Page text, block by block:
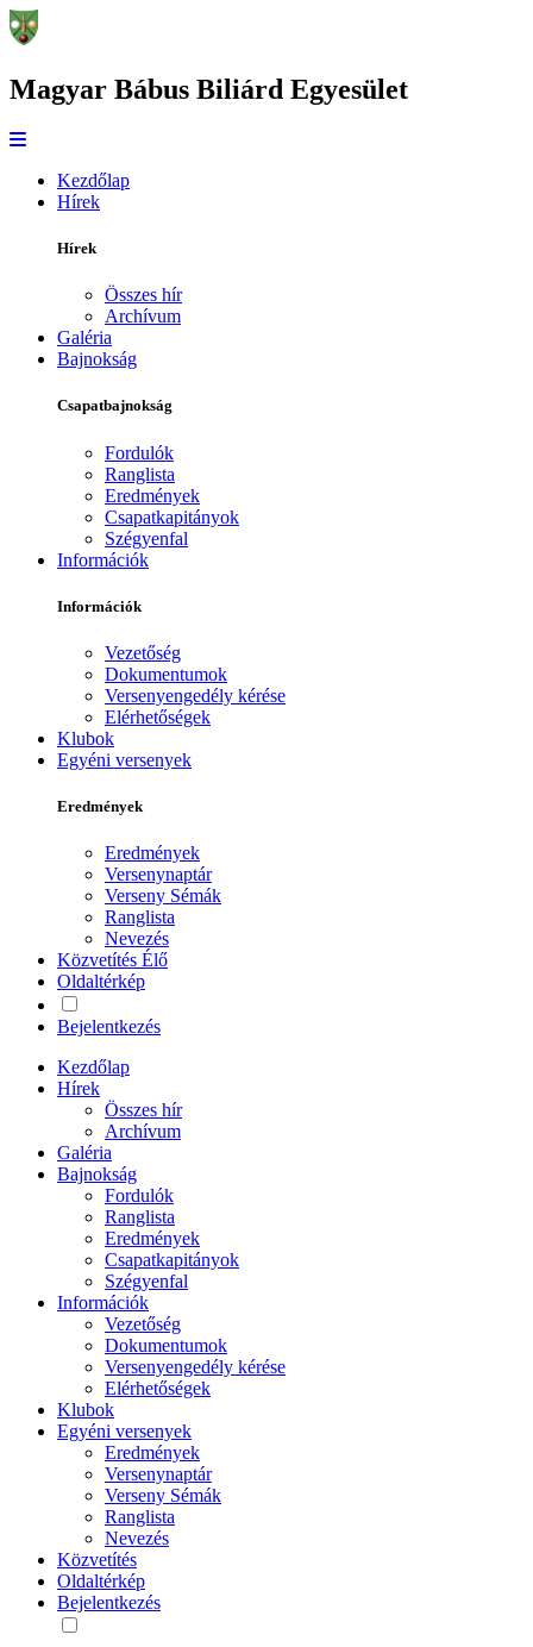
Magyar Bábus Biliárd Egyesület
Kezdőlap
Hírek
Hírek
Összes hír
Archívum
Galéria
Bajnokság
Csapatbajnokság
Fordulók
Ranglista
Eredmények
Csapatkapitányok
Szégyenfal
Információk
Információk
Vezetőség
Dokumentumok
Versenyengedély kérése
Elérhetőségek
Klubok
Egyéni versenyek
Eredmények
Eredmények
Versenynaptár
Verseny Sémák
Ranglista
Nevezés
Közvetítés Élő
Oldaltérkép
Bejelentkezés
Kezdőlap
Hírek
Összes hír
Archívum
Galéria
Bajnokság
Fordulók
Ranglista
Eredmények
Csapatkapitányok
Szégyenfal
Információk
Vezetőség
Dokumentumok
Versenyengedély kérése
Elérhetőségek
Klubok
Egyéni versenyek
Eredmények
Versenynaptár
Verseny Sémák
Ranglista
Nevezés
Közvetítés
Oldaltérkép
Bejelentkezés